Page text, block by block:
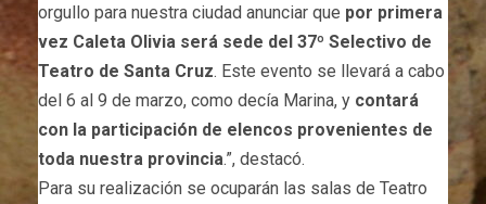
orgullo para nuestra ciudad anunciar que por primera
vez Caleta Olivia será sede del 37º Selectivo de
Teatro de Santa Cruz. Este evento se llevará a cabo
del 6 al 9 de marzo, como decía Marina, y contará
con la participación de elencos provenientes de
toda nuestra provincia.”, destacó.
Para su realización se ocuparán las salas de Teatro